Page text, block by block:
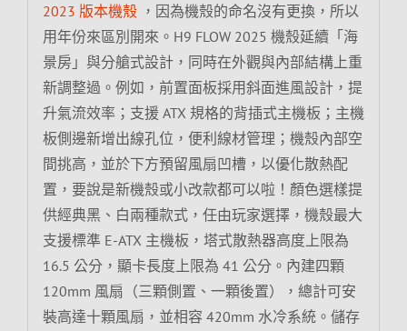
2023 版本機殼 ，因為機殼的命名沒有更換，所以
用年份來區別開來。H9 FLOW 2025 機殼延續「海
景房」與分艙式設計，同時在外觀與內部結構上重
新調整過。例如，前置面板採用斜面進風設計，提
升氣流效率；支援 ATX 規格的背插式主機板；主機
板側邊新增出線孔位，便利線材管理；機殼內部空
間挑高，並於下方預留風扇凹槽，以優化散熱配
置，要說是新機殼或小改款都可以啦！顏色選樣提
供經典黑、白兩種款式，任由玩家選擇，機殼最大
支援標準 E-ATX 主機板，塔式散熱器高度上限為
16.5 公分，顯卡長度上限為 41 公分。內建四顆
120mm 風扇（三顆側置、一顆後置），總計可安
裝高達十顆風扇，並相容 420mm 水冷系統。儲存